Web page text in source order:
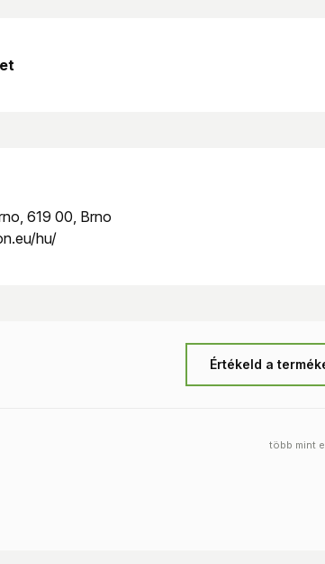
keret alján találhatók (a ventilátor nem tartozék).
/ ESP / FIN / FR / GR / HR / HU / IT / NL / PL /
619 00, Brno
hu/
Értékeld a
több mint